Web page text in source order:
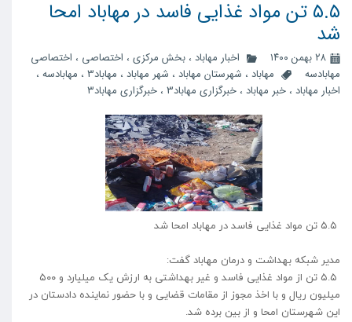
۵.۵ تن مواد غذایی فاسد در مهاباد امحا
شد
۲۸ بهمن ۱۴۰۰ اخبار مهاباد ، بخش مرکزی ، اختصاصی ، اختصاصی
مهابادسه
مهاباد ، شهرستان مهاباد ، شهر مهاباد ، مهاباد3 ، مهابادسه ،
اخبار مهاباد ، خبر مهاباد ، خبرگزاری مهاباد3 ، خبرگزاری مهاباد۳
مدیر شبکه بهداشت و درمان مهاباد گفت:
۵.۵ تن از مواد غذایی فاسد و غیر بهداشتی به ارزش یک میلیارد و ۵۰۰
میلیون ریال و با اخذ مجوز از مقامات قضایی و با حضور نماینده دادستان در
این شهرستان امحا و از بین برده شد.